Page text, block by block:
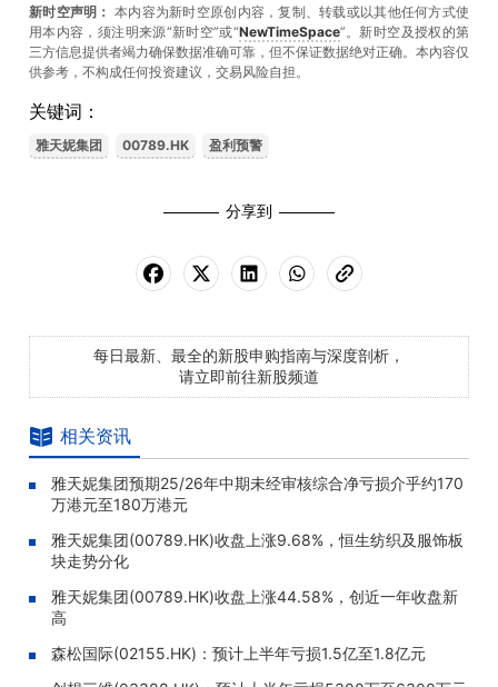
新时空声明： 本内容为新时空原创内容，复制、转载或以其他任何方式使
用本内容，须注明来源“新时空”或“NewTimeSpace”。新时空及授权的第
三方信息提供者竭力确保数据准确可靠，但不保证数据绝对正确。本內容仅
供参考，不构成任何投资建议，交易风险自担。
关键词：
雅天妮集团 00789.HK 盈利预警
分享到
每日最新、最全的新股申购指南与深度剖析，
请立即前往新股频道
相关资讯
雅天妮集团预期25/26年中期未经审核综合净亏损介乎约170
万港元至180万港元
雅天妮集团(00789.HK)收盘上涨9.68%，恒生纺织及服饰板
块走势分化
雅天妮集团(00789.HK)收盘上涨44.58%，创近一年收盘新
高
森松国际(02155.HK)：预计上半年亏损1.5亿至1.8亿元